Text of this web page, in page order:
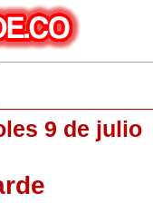
9 de julio